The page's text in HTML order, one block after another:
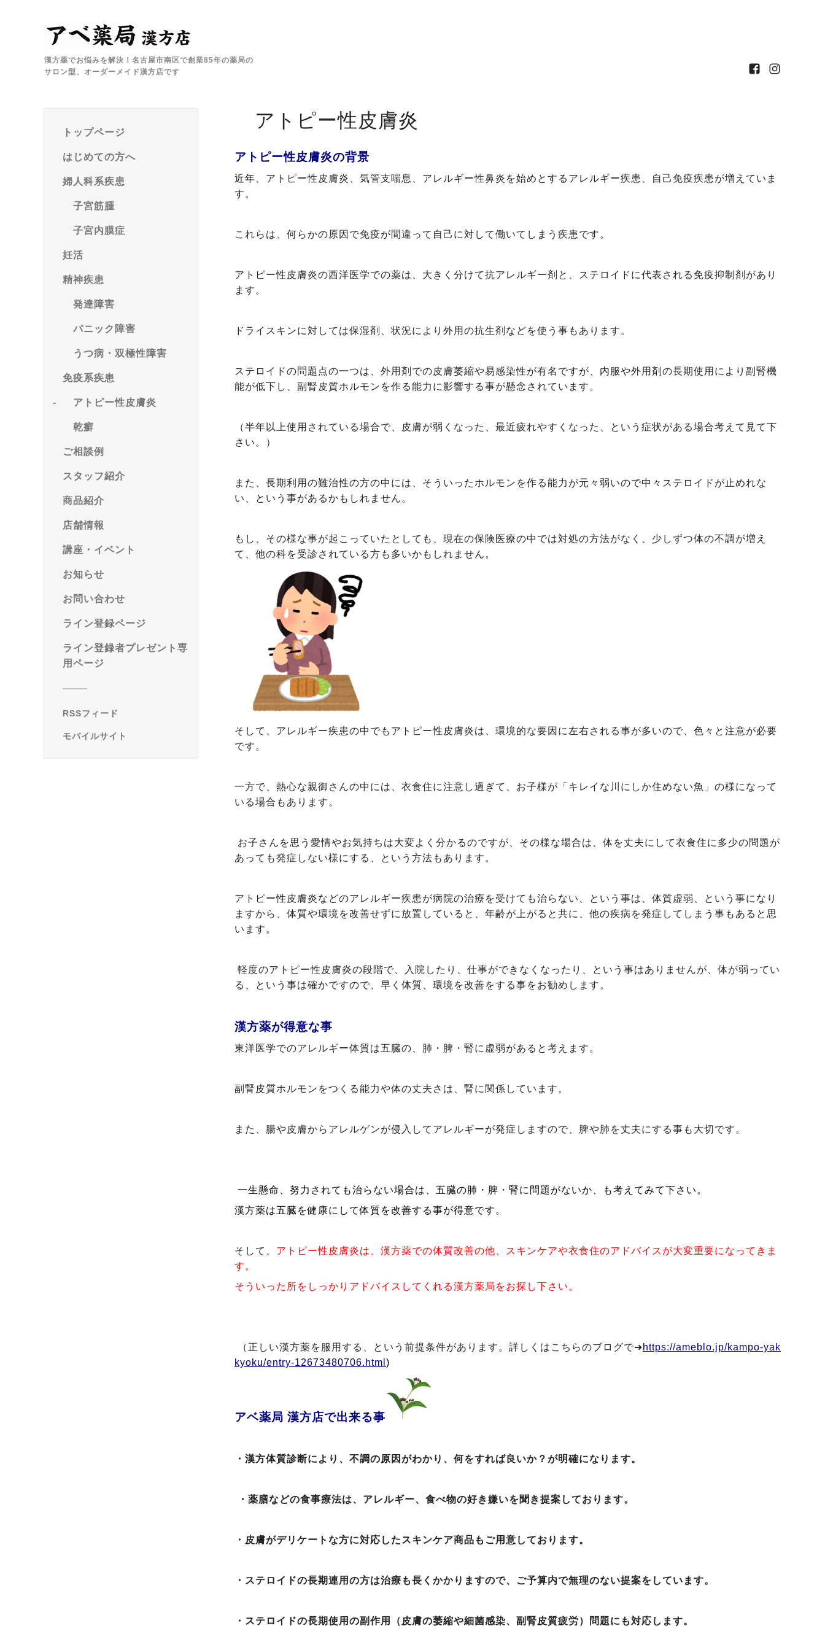
漢方薬でお悩みを解決！名古屋市南区で創業85年の薬局の
サロン型、オーダーメイド漢方店です
トップページ
はじめての方へ
婦人科系疾患
子宮筋腫
子宮内膜症
妊活
精神疾患
発達障害
パニック障害
うつ病・双極性障害
免疫系疾患
アトピー性皮膚炎
乾癬
ご相談例
スタッフ紹介
商品紹介
店舗情報
講座・イベント
お知らせ
お問い合わせ
ライン登録ページ
ライン登録者プレゼント専
用ページ
RSSフィード
モバイルサイト
アトピー性皮膚炎
アトピー性皮膚炎の背景
近年 、アトピー性皮膚炎、気管支喘息、アレルギー性鼻炎を始めとするアレルギー疾患、自己免疫疾患が増えていま
す。
これらは、何らかの原因で免疫が間違って自己に対して働いてしまう疾患です。
アトピー性皮膚炎の西洋医学での薬は、大きく分けて抗アレルギー剤と、ステロイドに代表される免疫抑制剤があり
ます。
ドライスキンに対しては保湿剤、状況により外用の抗生剤などを使う事もあります。
ステロイドの問題点の一つは、外用剤での皮膚萎縮や易感染性が有名ですが、内服や外用剤の長期使用により副腎機
能が低下し、副腎皮質ホルモンを作る能力に影響する事が懸念されています。
（半年以上使用されている場合で、皮膚が弱くなった、最近疲れやすくなった、という症状がある場合考えて見て下
さい。）
また、長期利用の難治性の方の中には、そういったホルモンを作る能力が元々弱いので中々ステロイドが止めれな
い、という事があるかもしれません。
もし、その様な事が起こっていたとしても、現在の保険医療の中では対処の方法がなく、少しずつ体の不調が増え
て、他の科を受診されている方も多いかもしれません。
そして、アレルギー疾患の中でもアトピー性皮膚炎は、環境的な要因に左右される事が多いので、色々と注意が必要
です。
一方で、熱心な親御さんの中には、衣食住に注意し過ぎて、お子様が「キレイな川にしか住めない魚」の様になって
いる場合もあります。
お子さんを思う愛情やお気持ちは大変よく分かるのですが、その様な場合は、体を丈夫にして衣食住に多少の問題が
あっても発症しない様にする、という方法もあります。
アトピー性皮膚炎などのアレルギー疾患が病院の治療を受けても治らない、という事は、体質虚弱、という事になり
ますから、体質や環境を改善せずに放置していると、年齢が上がると共に、他の疾病を発症してしまう事もあると思
います。
軽度のアトピー性皮膚炎の段階で、入院したり、仕事ができなくなったり、という事はありませんが、体が弱ってい
る、という事は確かですので、早く体質、環境を改善をする事をお勧めします。
漢方薬が得意な事
東洋医学でのアレルギー体質は五臓の、肺・脾・腎に虚弱があると考えます。
副腎皮質ホルモンをつくる能力や体の丈夫さは、腎に関係しています。
また、腸や皮膚からアレルゲンが侵入してアレルギーが発症しますので、脾や肺を丈夫にする事も大切です。
一生懸命、努力されても治らない場合は、五臓の肺・脾・腎に問題がないか、も考えてみて下さい。
漢方薬は五臓を健康にして体質を改善する事が得意です。
そして、 アトピー性皮膚炎は、漢方薬での体質改善の他、スキンケアや衣食住のアドバイスが大変重要になってきま
す。
そういった所をしっかりアドバイスしてくれる漢方薬局をお探し下さい。
（正しい漢方薬を服用する、という前提条件があります。詳しくはこちらのブログで➜ https://ameblo.jp/kampo-yak
kyoku/entry-12673480706.html )
アベ薬局 漢方店で出来る事
・漢方体質診断により、不調の原因がわかり、何をすれば良いか？が明確になります。
・薬膳などの食事療法は、アレルギー、食べ物の好き嫌いを聞き提案しております。
・皮膚がデリケートな方に対応したスキンケア商品もご用意しております。
・ステロイドの長期連用の方は治療も長くかかりますので、ご予算内で無理のない提案をしています。
・ステロイドの長期使用の副作用（皮膚の萎縮や細菌感染、副腎皮質疲労）問題にも対応します。